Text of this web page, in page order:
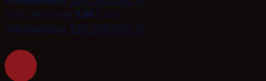
Được xếp hạng 5.00 5 sao
370,000,000₫ 350,000,000 ₫